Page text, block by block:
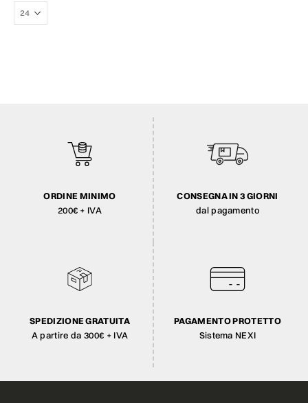
ORDINE MINIMO
200€ + IVA
CONSEGNA IN 3 GIORNI
dal pagamento
SPEDIZIONE GRATUITA
A partire da 300€ + IVA
PAGAMENTO PROTETTO
Sistema NEXI